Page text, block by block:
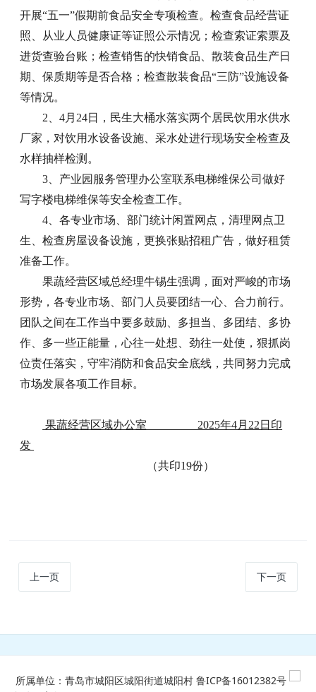
开展“五一”假期前食品安全专项检查。检查食品经营证
照、从业人员健康证等证照公示情况；检查索证索票及
进货查验台账；检查销售的快销食品、散装食品生产日
期、保质期等是否合格；检查散装食品“三防”设施设备
等情况。
2、4月24日，民生大桶水落实两个居民饮用水供水
厂家，对饮用水设备设施、采水处进行现场安全检查及
水样抽样检测。
3、产业园服务管理办公室联系电梯维保公司做好
写字楼电梯维保等安全检查工作。
4、各专业市场、部门统计闲置网点，清理网点卫
生、检查房屋设备设施，更换张贴招租广告，做好租赁
准备工作。
果蔬经营区域总经理牛锡生强调，面对严峻的市场
形势，各专业市场、部门人员要团结一心、合力前行。
团队之间在工作当中要多鼓励、多担当、多团结、多协
作、多一些正能量，心往一处想、劲往一处使，狠抓岗
位责任落实，守牢消防和食品安全底线，共同努力完成
市场发展各项工作目标。
果蔬经营区域办公室 2025年4月22日印
发
（共印19份）
上一页 下一页
所属单位：青岛市城阳区城阳街道城阳村 鲁ICP备16012382号